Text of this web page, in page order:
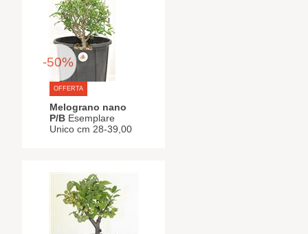
OFFERTA
-50%
Melograno nano
P/B Esemplare
Unico cm 28-39,00